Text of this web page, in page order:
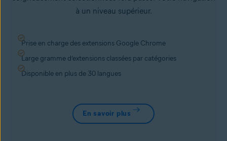
à un niveau supérieur.
Prise en charge des extensions Google Chrome
Large gramme d’extensions classées par catégories
Disponible en plus de 30 langues
En savoir plus